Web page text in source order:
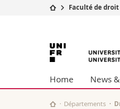
Etudes
Campus
Université
Formation
Faculté de droit
Université
de
Fribourg
Home News
Départements